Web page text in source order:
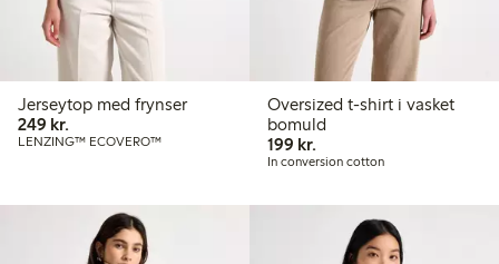
Jerseytop med frynser
249 kr.
LENZING™ ECOVERO™
Oversized t-shirt i vasket
bomuld
199 kr.199,00 kr.
In conversion cotton